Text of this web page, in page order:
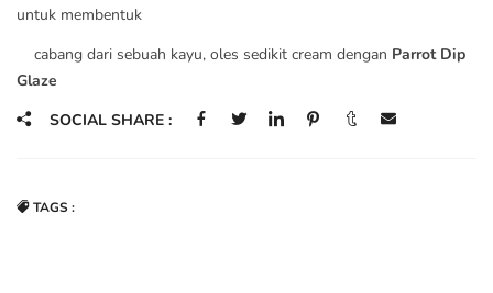
untuk membentuk
cabang dari sebuah kayu, oles sedikit cream dengan Parrot Dip
Glaze
SOCIAL SHARE :
TAGS :